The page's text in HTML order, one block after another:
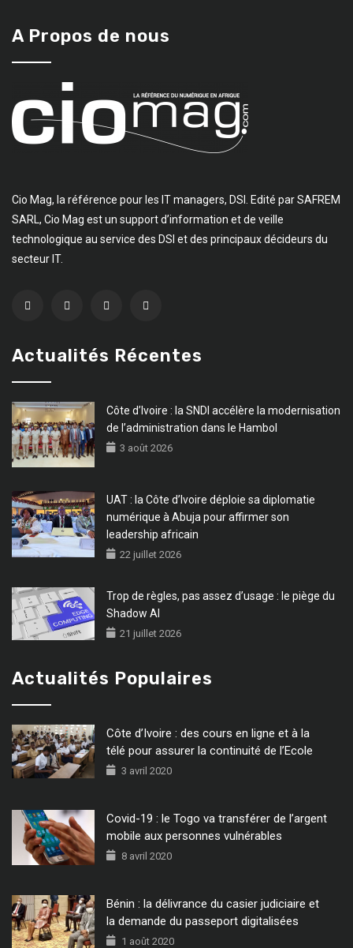
A Propos de nous
Cio Mag, la référence pour les IT managers, DSI. Edité par SAFREM
SARL, Cio Mag est un support d’information et de veille
technologique au service des DSI et des principaux décideurs du
secteur IT.
Actualités Récentes
Côte d’Ivoire : la SNDI accélère la modernisation
de l’administration dans le Hambol
3 août 2026
UAT : la Côte d’Ivoire déploie sa diplomatie
numérique à Abuja pour affirmer son
leadership africain
22 juillet 2026
Trop de règles, pas assez d’usage : le piège du
Shadow AI
21 juillet 2026
Actualités Populaires
Côte d’Ivoire : des cours en ligne et à la
télé pour assurer la continuité de l’Ecole
3 avril 2020
Covid-19 : le Togo va transférer de l’argent
mobile aux personnes vulnérables
8 avril 2020
Bénin : la délivrance du casier judiciaire et
la demande du passeport digitalisées
1 août 2020